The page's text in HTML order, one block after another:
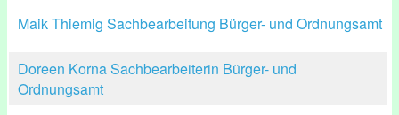
Maik Thiemig Sachbearbeitung Bürger- und Ordnungsamt
Doreen Korna Sachbearbeiterin Bürger- und
Ordnungsamt